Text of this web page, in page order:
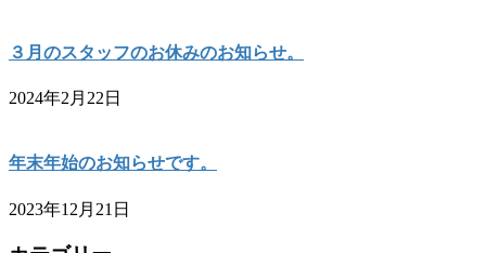
３月のスタッフのお休みのお知らせ。
2024年2月22日
年末年始のお知らせです。
2023年12月21日